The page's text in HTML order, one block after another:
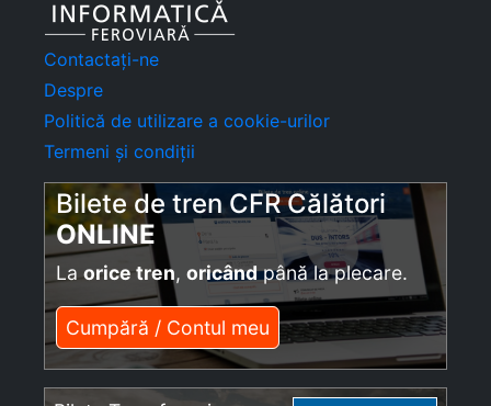
Contactați-ne
Despre
Politică de utilizare a cookie-urilor
Termeni și condiții
Bilete de tren CFR Călători
ONLINE
La orice tren, oricândpână la plecare.
Cumpără / Contul meu